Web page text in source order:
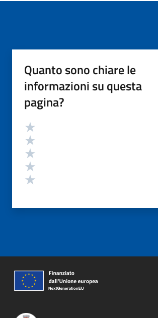
Quanto sono chiare le
informazioni su questa
pagina?
Valutazione